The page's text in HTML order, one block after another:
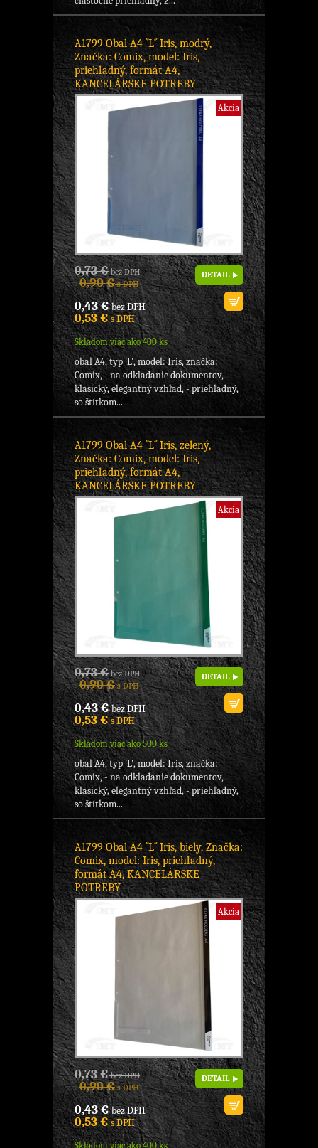
A1799 Obal A4 ´´L´´ Iris, modrý,
Značka: Comix, model: Iris,
priehľadný, formát A4,
KANCELÁRSKE POTREBY
Akcia
0,73 €bez DPH
0,90 €s DPH
0,43 €bez DPH
0,53 €s DPH
Skladom viac ako 400 ks
DETAIL
obal A4, typ 'L', model: Iris, značka:
Comix, - na odkladanie dokumentov,
klasický, elegantný vzhľad, - priehľadný,
so štítkom...
A1799 Obal A4 ´´L´´ Iris, zelený,
Značka: Comix, model: Iris,
priehľadný, formát A4,
KANCELÁRSKE POTREBY
Akcia
0,73 €bez DPH
0,90 €s DPH
0,43 €bez DPH
0,53 €s DPH
Skladom viac ako 500 ks
DETAIL
obal A4, typ 'L', model: Iris, značka:
Comix, - na odkladanie dokumentov,
klasický, elegantný vzhľad, - priehľadný,
so štítkom...
A1799 Obal A4 ´´L´´ Iris, biely, Značka:
Comix, model: Iris, priehľadný,
formát A4, KANCELÁRSKE
POTREBY
Akcia
0,73 €bez DPH
0,90 €s DPH
0,43 €bez DPH
0,53 €s DPH
Skladom viac ako 400 ks
DETAIL